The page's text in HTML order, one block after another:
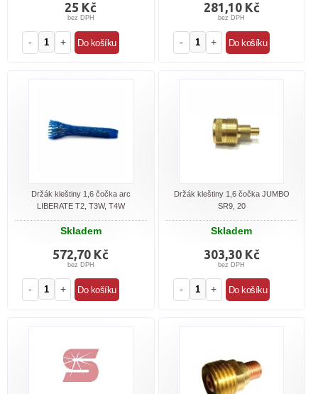
25 Kč
bez DPH
- +
281,10 Kč
bez DPH
- +
Držák kleštiny 1,6 čočka arc
LIBERATE T2, T3W, T4W
Skladem
572,70 Kč
bez DPH
- +
Držák kleštiny 1,6 čočka JUMBO
SR9, 20
Skladem
303,30 Kč
bez DPH
- +